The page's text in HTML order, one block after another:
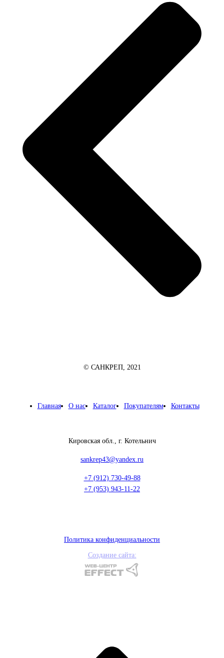
© САНКРЕП, 2021
Главная О нас Каталог Покупателям Контакты
Кировская обл., г. Котельнич
sankrep43@yandex.ru
+7 (912) 730-49-88
+7 (953) 943-11-22
Политика конфиденциальности
Создание сайта: